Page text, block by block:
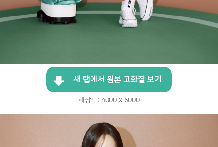
새 탭에서 원본 고화질 보기
해상도: 4000 x 6000